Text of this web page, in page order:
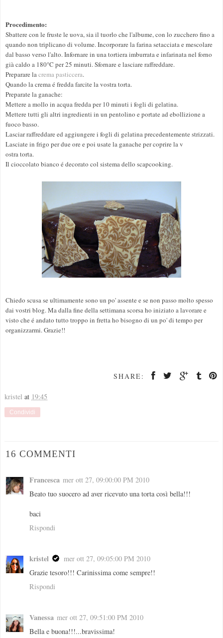
Procedimento:
Sbattere con le fruste le uova, sia il tuorlo che l'albume, con lo zucchero fino a
quando non triplicano di volume. Incorporare la farina setacciata e mescolare
dal basso verso l'alto. Infornare in una tortiera imburrata e infarinata nel forno
già caldo a 180°C per 25 minuti. Sfornare e lasciare raffreddare.
Preparare lacrema pasticcera.
Quando la crema é fredda farcite la vostra torta.
Preparate la ganache:
Mettere a mollo in acqua fredda per 10 minuti i fogli di gelatina.
Mettere tutti gli altri ingredienti in un pentolino e portate ad ebollizione a
fuoco basso.
Lasciar raffreddare ed aggiungere i fogli di gelatina precedentemente strizzati.
Lasciate in frigo per due ore e poi usate la ganache per coprire la v
ostra torta.
Il cioccolato bianco é decorato col sistema dello scapcooking.
Chiedo scusa se ultimamente sono un po' assente e se non passo molto spesso
dai vostri blog. Ma dalla fine della settimana scorsa ho iniziato a lavorare e
visto che é andato tutto troppo in fretta ho bisogno di un po' di tempo per
organizzarmi. Grazie!!
SHARE:
kristel at 19:45
Condividi
16 COMMENTI
Francesca mer ott 27, 09:00:00 PM 2010
Beato tuo suocero ad aver ricevuto una torta così bella!!!
baci
Rispondi
kristel
mer ott 27, 09:05:00 PM 2010
Grazie tesoro!!! Carinissima come sempre!!
Rispondi
Vanessa mer ott 27, 09:51:00 PM 2010
Bella e buona!!!...bravissima!